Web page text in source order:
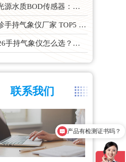
双光源水质BOD传感器：在线水体有机物监测设备厂家推荐
袖珍手持气象仪厂家 TOP5 实力榜单
2026手持气象仪怎么选？云境天合、天蔚主流机型深度测评
联系我们
产品有检测证书吗？